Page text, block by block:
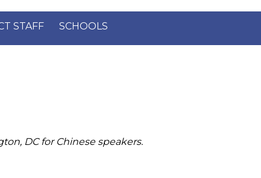
STAFF SCHOOLS ×
DC for Chinese speakers.